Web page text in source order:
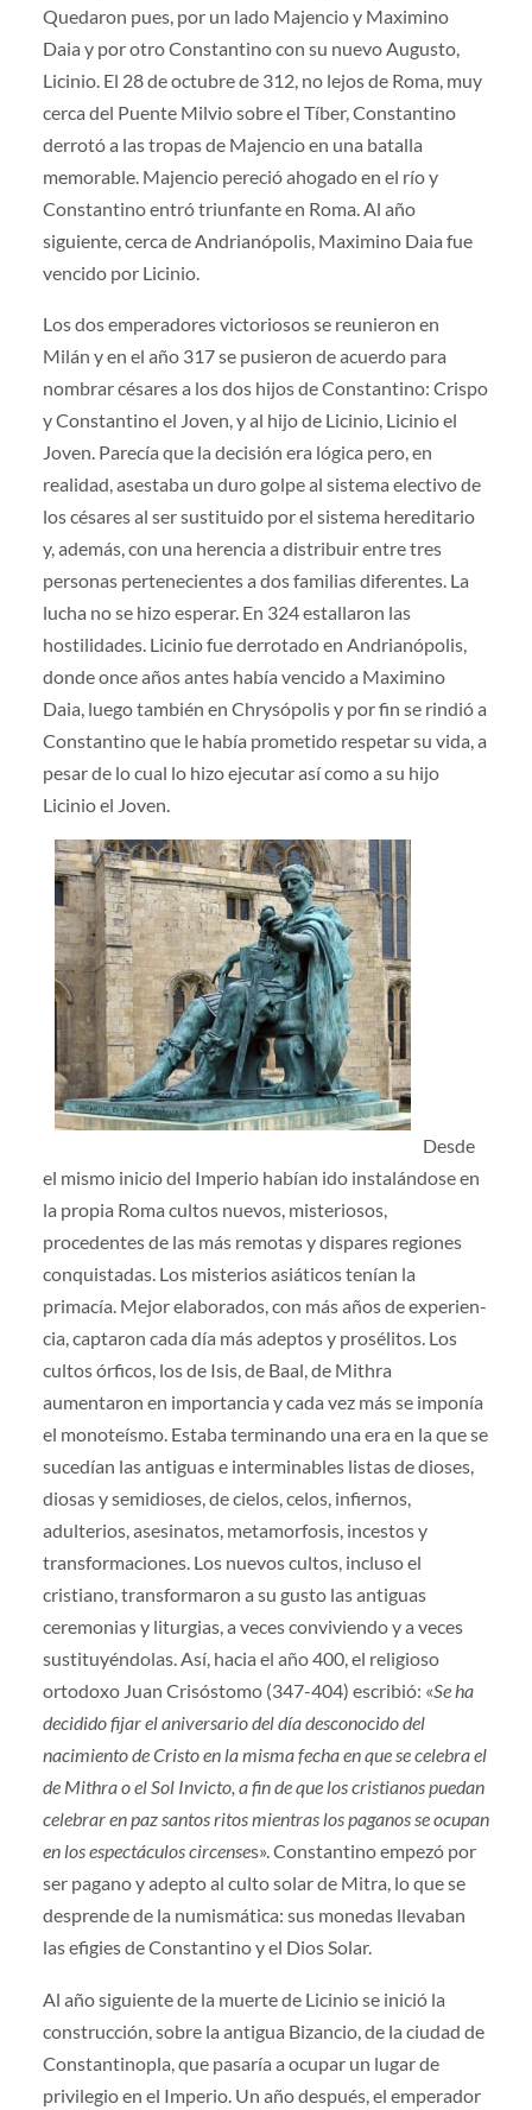
Quedaron pues, por un lado Majencio y Maxi­mino
Daia y por otro Constantino con su nuevo Augusto,
Licinio. El 28 de octubre de 312, no lejos de Roma, muy
cerca del Puente Milvio sobre el Tíber, Constantino
derrotó a las tropas de Majencio en una batalla
memorable. Majencio pereció ahogado en el río y
Constantino entró triunfante en Roma. Al año
siguiente, cerca de Andrianópolis, Maximino Daia fue
vencido por Licinio.
Los dos emperadores victoriosos se reunieron en
Milán y en el año 317 se pusieron de acuerdo para
nombrar césa­res a los dos hijos de Constantino: Crispo
y Constantino el Joven, y al hijo de Licinio, Licinio el
Joven. Parecía que la decisión era ló­gica pero, en
realidad, asestaba un duro golpe al sistema electivo de
los césares al ser sustituido por el sistema hereditario
y, ade­más, con una herencia a distribuir entre tres
personas pertenecientes a dos familias diferentes. La
lucha no se hizo esperar. En 324 esta­llaron las
hostilidades. Licinio fue derrotado en Andrianópolis,
donde once años antes había vencido a Maximino
Daia, luego también en Chrysópolis y por fin se rindió a
Constantino que le había prometido respetar su vida, a
pesar de lo cual lo hizo ejecutar así como a su hijo
Licinio el Joven.
Desde
el mismo inicio del Imperio habían ido instalándose en
la propia Roma cultos nuevos, misteriosos,
procedentes de las más re­motas y dispares regiones
conquistadas. Los misterios asiáticos tenían la
primacía. Mejor elaborados, con más años de experien­
cia, captaron cada día más adeptos y prosélitos. Los
cultos órficos, los de Isis, de Baal, de Mithra
aumentaron en importancia y cada vez más se imponía
el monoteísmo. Estaba terminando una era en la que se
sucedían las antiguas e interminables listas de dioses,
diosas y semidioses, de cielos, celos, infiernos,
adulterios, asesinatos, metamorfosis, incestos y
transformaciones. Los nue­vos cultos, incluso el
cristiano, transformaron a su gusto las anti­guas
ceremonias y liturgias, a veces conviviendo y a veces
susti­tuyéndolas. Así, hacia el año 400, el religioso
ortodoxo Juan Crisóstomo (347-404) escribió: «Se ha
decidido fijar el aniversario del día desconocido del
nacimiento de Cristo en la misma fecha en que se celebra el
de Mithra o el Sol Invicto, a fin de que los cristianos puedan
celebrar en paz santos ritos mientras los paganos se ocupan
en los espectáculos circenses». Constan­tino empezó por
ser pagano y adepto al culto solar de Mitra, lo que se
desprende de la numismática: sus monedas llevaban
las efigies de Constantino y el Dios Solar.
Al año siguiente de la muerte de Licinio se inició la
construcción, sobre la antigua Bizancio, de la ciudad de
Constantinopla, que pasaría a ocupar un lugar de
privilegio en el Imperio. Un año después, el emperador